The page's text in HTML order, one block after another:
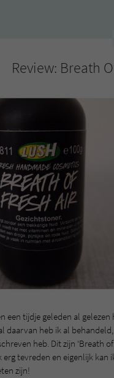
Review: Breath
een tijdje geleden al
daarvan heb ik al
heb. Dit zijn ‘Breath
tevreden en eigenlijk kan
zijn!